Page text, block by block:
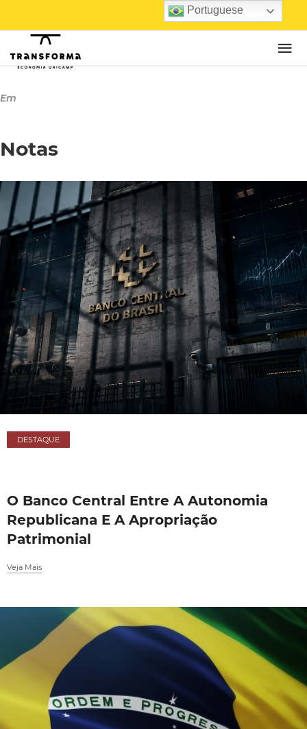
Em
Notas
DESTAQUE
O Banco Central Entre A Autonomia
Republicana E A Apropriação
Patrimonial
Veja Mais
Portuguese